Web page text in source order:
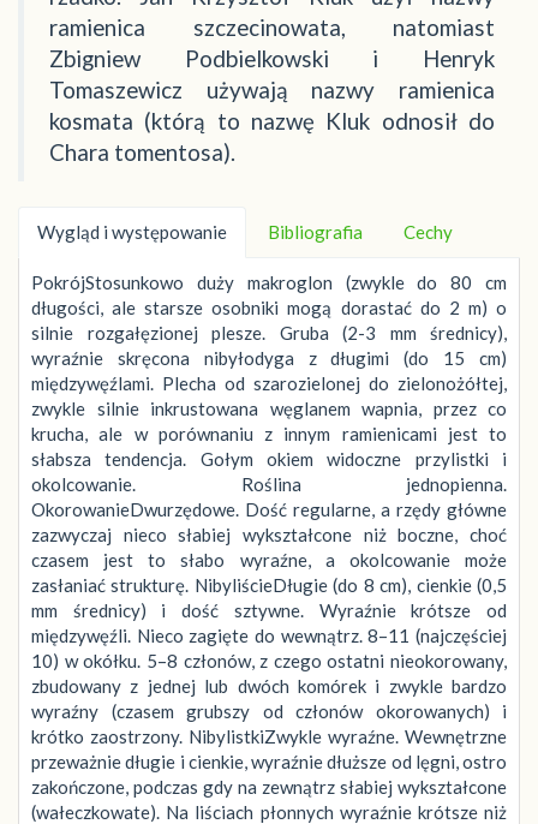
ramienica szczecinowata, natomiast
Zbigniew Podbielkowski i Henryk
Tomaszewicz używają nazwy ramienica
kosmata (którą to nazwę Kluk odnosił do
Chara tomentosa).
Wygląd i występowanie Bibliografia Cechy
PokrójStosunkowo duży makroglon (zwykle do 80 cm
długości, ale starsze osobniki mogą dorastać do 2 m) o
silnie rozgałęzionej plesze. Gruba (2-3 mm średnicy),
wyraźnie skręcona nibyłodyga z długimi (do 15 cm)
międzywęźlami. Plecha od szarozielonej do zielonożółtej,
zwykle silnie inkrustowana węglanem wapnia, przez co
krucha, ale w porównaniu z innym ramienicami jest to
słabsza tendencja. Gołym okiem widoczne przylistki i
okolcowanie. Roślina jednopienna.
OkorowanieDwurzędowe. Dość regularne, a rzędy główne
zazwyczaj nieco słabiej wykształcone niż boczne, choć
czasem jest to słabo wyraźne, a okolcowanie może
zasłaniać strukturę. NibyliścieDługie (do 8 cm), cienkie (0,5
mm średnicy) i dość sztywne. Wyraźnie krótsze od
międzywęźli. Nieco zagięte do wewnątrz. 8–11 (najczęściej
10) w okółku. 5–8 członów, z czego ostatni nieokorowany,
zbudowany z jednej lub dwóch komórek i zwykle bardzo
wyraźny (czasem grubszy od członów okorowanych) i
krótko zaostrzony. NibylistkiZwykle wyraźne. Wewnętrzne
przeważnie długie i cienkie, wyraźnie dłuższe od lęgni, ostro
zakończone, podczas gdy na zewnątrz słabiej wykształcone
(wałeczkowate). Na liściach płonnych wyraźnie krótsze niż